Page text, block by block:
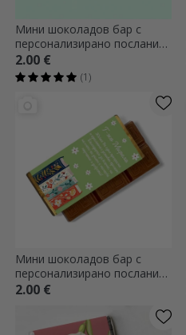
Мини шоколадов бар с
персонализирано послание
- Цветя
2.00 €
(1)
Мини шоколадов бар с
персонализирано послание
- Книги
2.00 €